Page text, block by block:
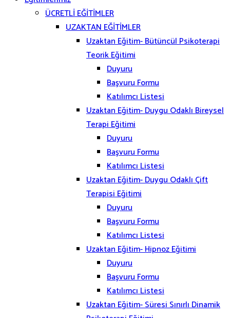
ÜCRETLİ EĞİTİMLER
UZAKTAN EĞİTİMLER
Uzaktan Eğitim- Bütüncül Psikoterapi
Teorik Eğitimi
Duyuru
Başvuru Formu
Katılımcı Listesi
Uzaktan Eğitim- Duygu Odaklı Bireysel
Terapi Eğitimi
Duyuru
Başvuru Formu
Katılımcı Listesi
Uzaktan Eğitim- Duygu Odaklı Çift
Terapisi Eğitimi
Duyuru
Başvuru Formu
Katılımcı Listesi
Uzaktan Eğitim- Hipnoz Eğitimi
Duyuru
Başvuru Formu
Katılımcı Listesi
Uzaktan Eğitim- Süresi Sınırlı Dinamik